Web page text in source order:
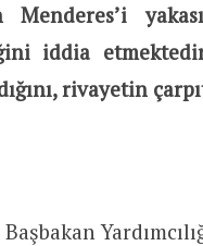
Menderes’i
iddia
rivayetin